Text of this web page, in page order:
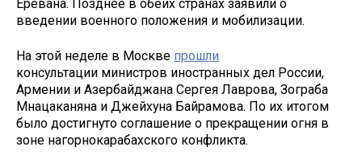
Еревана. Позднее в обеих странах заявили о
введении военного положения и мобилизации.
На этой неделе в Москве прошли
консультации министров иностранных дел России,
Армении и Азербайджана Сергея Лаврова, Зограба
Мнацаканяна и Джейхуна Байрамова. По их итогом
было достигнуто соглашение о прекращении огня в
зоне нагорнокарабахского конфликта.